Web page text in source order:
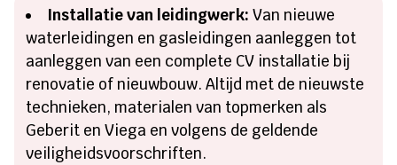
Installatie van leidingwerk: Van nieuwe
waterleidingen en gasleidingen aanleggen tot
aanleggen van een complete CV installatie bij
renovatie of nieuwbouw. Altijd met de nieuwste
technieken, materialen van topmerken als
Geberit en Viega en volgens de geldende
veiligheidsvoorschriften.